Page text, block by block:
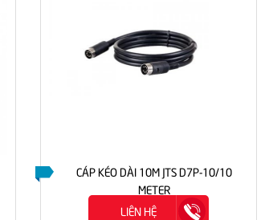
CÁP KÉO DÀI 10M JTS D7P-10/10
METER
LIÊN HỆ